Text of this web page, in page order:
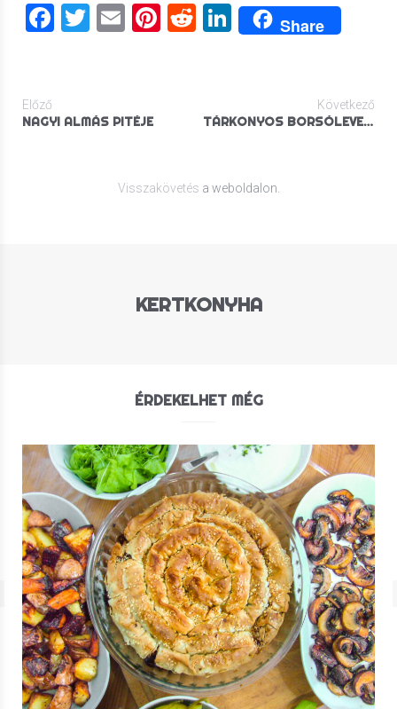
Facebook
Twitter
EmailPinterest
Reddit
LinkedIn
Share
Előző
NAGYI ALMÁS PITÉJE
Következő
TÁRKONYOS BORSÓLEVES HÚSVÉT UTÁNRA (VEGA)
Visszakövetés a weboldalon.
KERTKONYHA
ÉRDEKELHET MÉG